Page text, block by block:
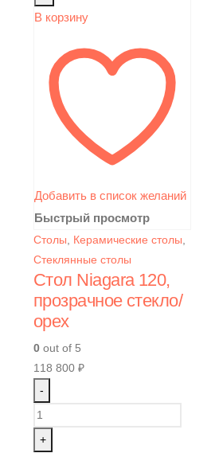
В корзину
Добавить в список желаний
Быстрый просмотр
Столы Керамические столы
Стеклянные столы
Стол Niagara 120,
прозрачное стекло/
орех
0 out of 5
118 800 ₽
-
+